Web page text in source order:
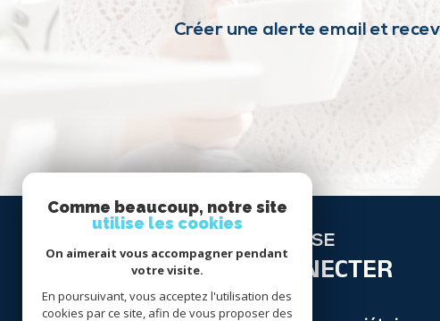
Créer une alerte email et
SE
CONNECTER
Comme beaucoup, notre site
utilise les cookies
On aimerait vous accompagner pendant
votre visite.
En poursuivant, vous acceptez l'utilisation des
cookies par ce site, afin de vous proposer des